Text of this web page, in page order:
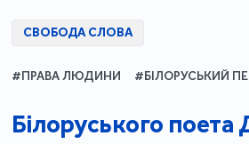
СВОБОДА СЛОВА
#ПРАВА ЛЮДИНИ #БІЛОРУСЬКИЙ
Білоруського